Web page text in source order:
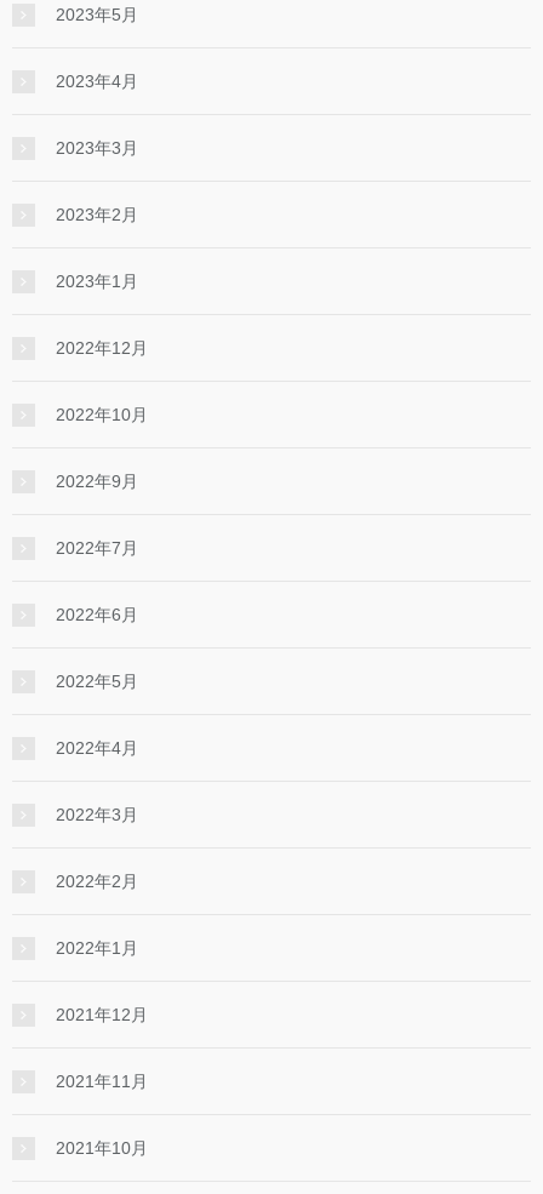
2023年5月
2023年4月
2023年3月
2023年2月
2023年1月
2022年12月
2022年10月
2022年9月
2022年7月
2022年6月
2022年5月
2022年4月
2022年3月
2022年2月
2022年1月
2021年12月
2021年11月
2021年10月